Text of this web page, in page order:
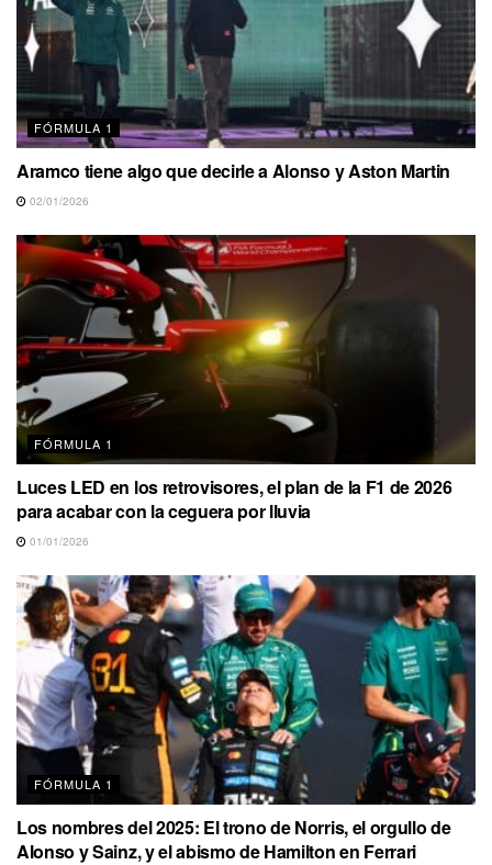
FÓRMULA 1
Aramco tiene algo que decirle a Alonso y Aston Martin
02/01/2026
FÓRMULA 1
Luces LED en los retrovisores, el plan de la F1 de 2026
para acabar con la ceguera por lluvia
01/01/2026
FÓRMULA 1
Los nombres del 2025: El trono de Norris, el orgullo de
Alonso y Sainz, y el abismo de Hamilton en Ferrari